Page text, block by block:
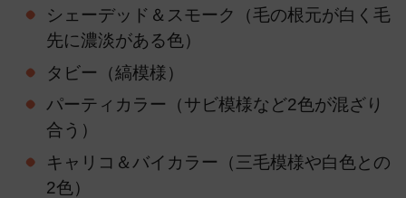
シェーデッド＆スモーク（毛の根元が白く毛
先に濃淡がある色）
タビー（縞模様）
パーティカラー（サビ模様など2色が混ざり
合う）
キャリコ＆バイカラー（三毛模様や白色との
2色）